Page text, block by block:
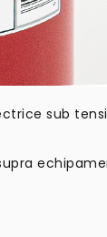
9 kg
cazuri:
de incendiu;
sub